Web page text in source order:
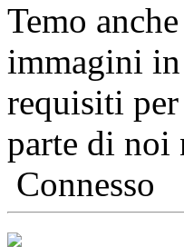
Temo
immagini
requisiti
parte di noi
Connesso